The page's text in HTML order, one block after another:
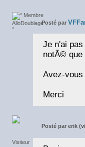
Posté par
Je n'ai
notÃ© que
Avez-
Merci
Posté par erik